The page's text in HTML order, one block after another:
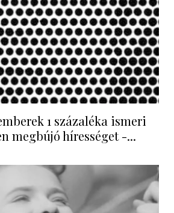
1 százaléka ismeri
megbújó hírességet -...